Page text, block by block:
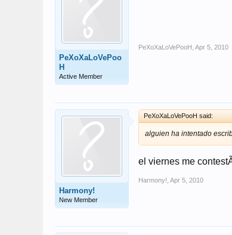
PeXoXaLoVePoo
H
Active Member
PeXoXaLoVePooH Apr 5, 2010
Harmony!
New Member
PeXoXaLoVePooH said:
alguien ha intentado
el viernes me
Harmony! Apr 5, 2010